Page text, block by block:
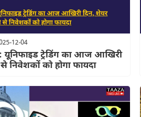
12-04
यूनिफाइड ट्रेडिंग का आज आखिरी
निवेशकों को होगा फायदा